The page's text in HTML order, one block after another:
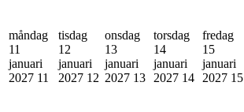
måndag
11
januari
2027 11
tisdag
12
januari
2027 12
onsdag
13
januari
2027 13
torsdag
14
januari
2027 14
fredag
15
januari
2027 15